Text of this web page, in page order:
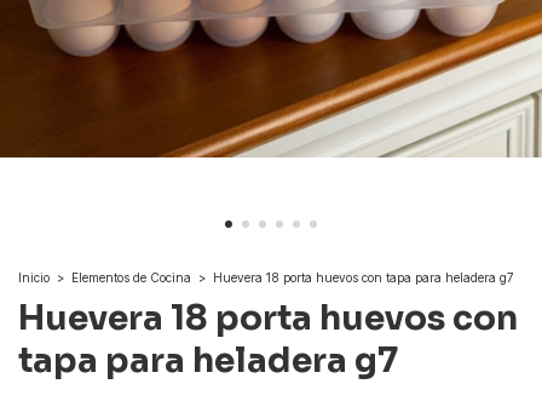
Inicio > Elementos de Cocina > Huevera 18 porta huevos con tapa para heladera g7
Huevera 18 porta huevos con
tapa para heladera g7